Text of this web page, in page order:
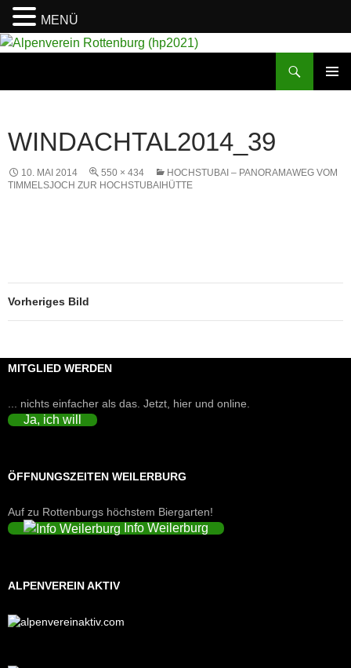
WINDACHTAL2014_39
10. MAI 2014 550 × 434
HOCHSTUBAI – PANORAMAWEG VOM
TIMMELSJOCH ZUR HOCHSTUBAIHÜTTE
Vorheriges Bild
MITGLIED WERDEN
... nichts einfacher als das. Jetzt, hier und online.
Ja, ich will
ÖFFNUNGSZEITEN WEILERBURG
Auf zu Rottenburgs höchstem Biergarten!
Info Weilerburg
ALPENVEREIN AKTIV
MENÜ